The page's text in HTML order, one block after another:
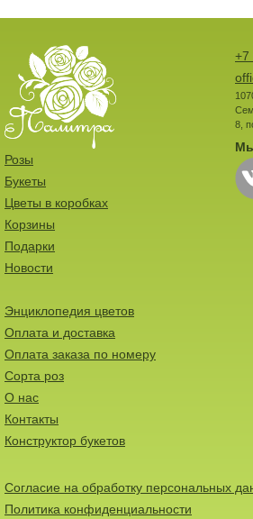
+7
8,
Розы
Букеты
Цветы в коробках
Корзины
Подарки
Новости
Энциклопедия цветов
Оплата и доставка
Оплата заказа по номеру
Сорта роз
О нас
Контакты
Конструктор букетов
Согласие на обработку персональных
Политика конфиденциальности